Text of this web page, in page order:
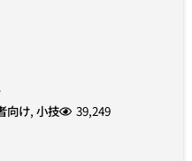
向け, 小技 39,249